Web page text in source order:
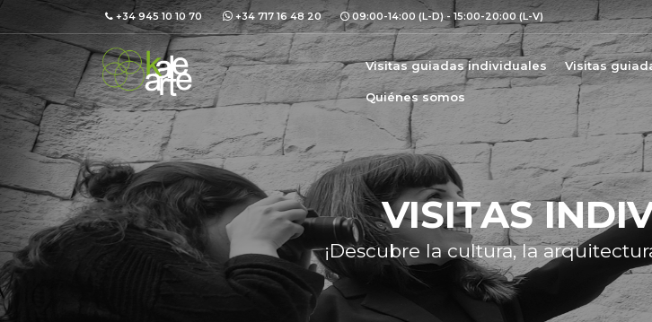
+34 945 10 10 70 +34 717 16 48 20 09:00-14:00 (L-D) - 15:00-20:00 (L-V)
Visitas guiadas individuales Visitas
Quiénes somos
VISITAS
¡Descubre la cultura, la